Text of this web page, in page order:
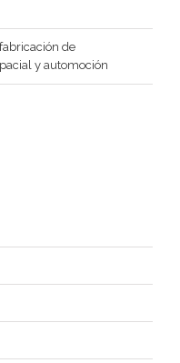
de
y automoción